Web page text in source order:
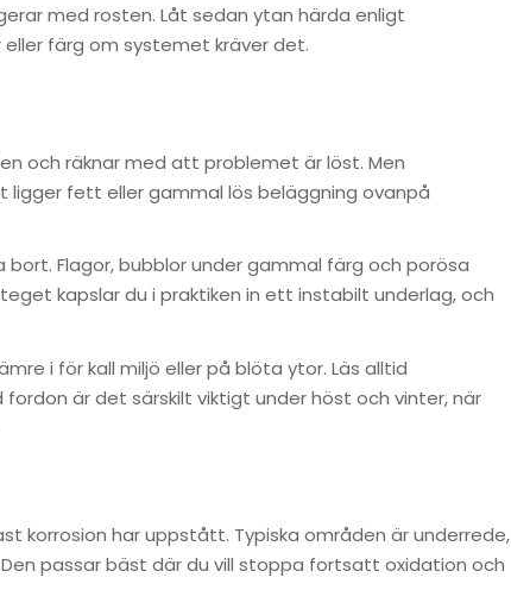
med rosten. Låt sedan ytan härda enligt
färg om systemet kräver det.
och räknar med att problemet är löst. Men
ligger fett eller gammal lös beläggning ovanpå
Flagor, bubblor under gammal färg och porösa
kapslar du i praktiken in ett instabilt underlag, och
i för kall miljö eller på blöta ytor. Läs alltid
är det särskilt viktigt under höst och vinter, när
korrosion har uppstått. Typiska områden är underrede,
passar bäst där du vill stoppa fortsatt oxidation och